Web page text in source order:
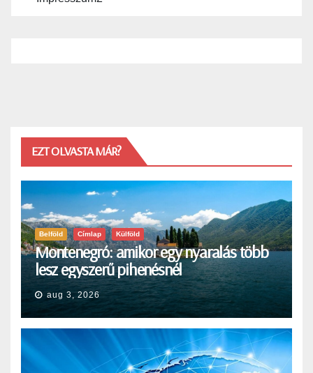
EZT OLVASTA MÁR?
Belföld Címlap Külföld
Montenegró: amikor egy nyaralás több
lesz egyszerű pihenésnél
aug 3, 2026